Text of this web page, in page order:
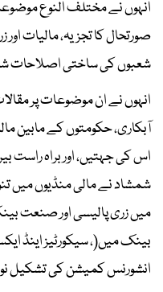
انہوں نے مختلف النوع
صورتحال کا تجزیہ، مالیات
شعبوں کی ساختی اصلاحات
انہوں نے ان موضوعات پر
آبکاری، حکومتوں کے مابین
اس کی جہتیں، اور براہ راست
شمشاد نے مالی منڈیوں میں
میں زری پالیسی اور صنعت
بینک میں(، سیکورٹیز اینڈ
انشورنس کمیشن کی تشکیل